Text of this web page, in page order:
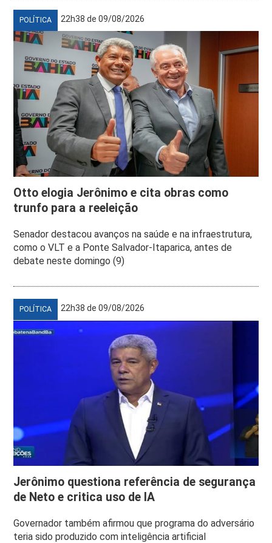
POLÍTICA 22h38 de 09/08/2026
Otto elogia Jerônimo e cita obras como
trunfo para a reeleição
Senador destacou avanços na saúde e na infraestrutura,
como o VLT e a Ponte Salvador-Itaparica, antes de
debate neste domingo (9)
POLÍTICA 22h38 de 09/08/2026
Jerônimo questiona referência de segurança
de Neto e critica uso de IA
Governador também afirmou que programa do adversário
teria sido produzido com inteligência artificial